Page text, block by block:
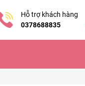
Hỗ trợ khách hàng
0378688835